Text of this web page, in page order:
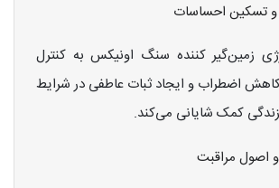
تسکین احساسات
زمین‌گیر کننده سنگ اونیکس به کنترل
اضطراب و ایجاد ثبات عاطفی در شرایط
زندگی کمک شایانی می‌کند.
اصول مراقبت